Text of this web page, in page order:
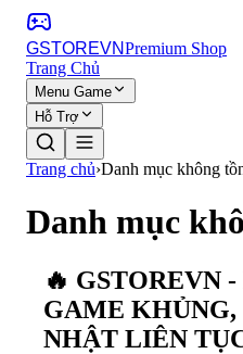
GSTOREVNPremium Shop
Trang Chủ
Menu Game
Hỗ Trợ
Trang chủ›Danh mục không
Danh mục
🔥 GSTOREVN
GAME KHỦNG,
NHẬT LIÊN